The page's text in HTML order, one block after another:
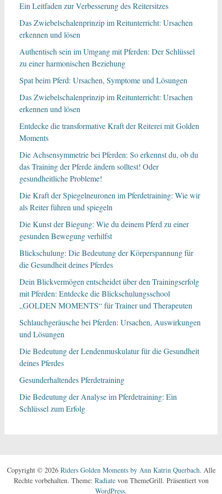
Ein Leitfaden zur Verbesserung des Reitersitzes
Das Zwiebelschalenprinzip im Reitunterricht: Ursachen
erkennen und lösen
Authentisch sein im Umgang mit Pferden: Der Schlüssel
zu einer harmonischen Beziehung
Spat beim Pferd: Ursachen, Symptome und Lösungen
Das Zwiebelschalenprinzip im Reitunterricht: Ursachen
erkennen und lösen
Entdecke die transformative Kraft der Reiterei mit Golden
Moments
Die Achsensymmetrie bei Pferden: So erkennst du, ob du
das Training der Pferde ändern solltest! Oder
gesundheitliche Probleme!
Die Kraft der Spiegelneuronen im Pferdetraining: Wie wir
als Reiter führen und spiegeln
Die Kunst der Biegung: Wie du deinem Pferd zu einer
gesunden Bewegung verhilfst
Blickschulung: Die Bedeutung der Körperspannung für
die Gesundheit deines Pferdes
Dein Blickvermögen entscheidet über den Trainingserfolg
mit Pferden: Entdecke die Blickschulungsschool
„GOLDEN MOMENTS“ für Trainer und Therapeuten
Schlauchgeräusche bei Pferden: Ursachen, Auswirkungen
und Lösungen
Die Bedeutung der Lendenmuskulatur für die Gesundheit
deines Pferdes
Gesunderhaltendes Pferdetraining
Die Bedeutung der Analyse im Pferdetraining: Ein
Schlüssel zum Erfolg
Copyright © 2026 Riders Golden Moments by Ann Katrin Querbach. Alle
Rechte vorbehalten. Theme: Radiatevon ThemeGrill. Präsentiert von
WordPress.